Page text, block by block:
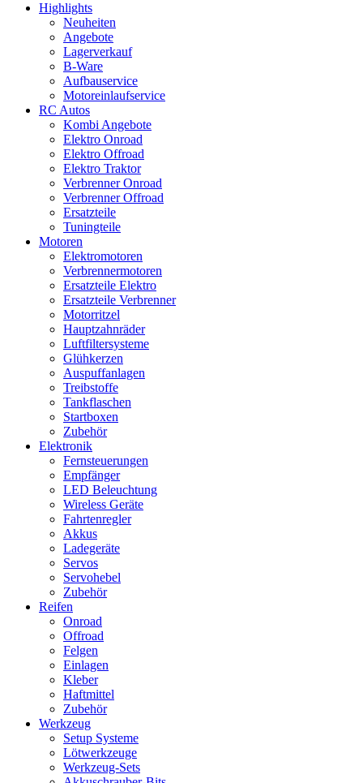
Highlights
Neuheiten
Angebote
Lagerverkauf
B-Ware
Aufbauservice
Motoreinlaufservice
RC Autos
Kombi Angebote
Elektro Onroad
Elektro Offroad
Elektro Traktor
Verbrenner Onroad
Verbrenner Offroad
Ersatzteile
Tuningteile
Motoren
Elektromotoren
Verbrennermotoren
Ersatzteile Elektro
Ersatzteile Verbrenner
Motorritzel
Hauptzahnräder
Luftfiltersysteme
Glühkerzen
Auspuffanlagen
Treibstoffe
Tankflaschen
Startboxen
Zubehör
Elektronik
Fernsteuerungen
Empfänger
LED Beleuchtung
Wireless Geräte
Fahrtenregler
Akkus
Ladegeräte
Servos
Servohebel
Zubehör
Reifen
Onroad
Offroad
Felgen
Einlagen
Kleber
Haftmittel
Zubehör
Werkzeug
Setup Systeme
Lötwerkzeuge
Werkzeug-Sets